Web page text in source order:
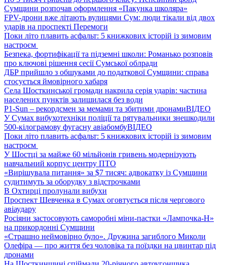
Сумщини розпочав оформлення «Пакунка школяра»
FPV-дрони вже літають вулицями Сум: люди тікали від двох
ударів на проспекті Перемоги
Поки літо плавить асфальт: 5 книжкових історій із зимовим
настроєм
Безпека, фортифікації та підземні школи: Романько розповів
про ключові рішення сесії Сумської облради
ДБР прийшло з обшуками до податкової Сумщини: справа
стосується ймовірного хабаря
Села Шосткинської громади накрила серія ударів: частина
населених пунктів залишилася без води
P1-Sun – рекордсмен за мемами та збитими дронамиВІДЕО
У Сумах вибухотехніки поліції та рятувальники знешкодили
500-кілограмову фугасну авіабомбуВІДЕО
Поки літо плавить асфальт: 5 книжкових історій із зимовим
настроєм
У Шостці за майже 60 мільйонів гривень модернізують
навчальний корпус центру ПТО
«Вирішувала питання» за $7 тисяч: адвокатку із Сумщини
судитимуть за оборудку з відстрочками
В Охтирці пролунали вибухи
Проспект Шевченка в Сумах оговтується після чергового
авіаудару
Росіяни застосовують саморобні міни-пастки «Лампочка-Н»
на прикордонні Сумщини
«Страшно неймовірно було». Дружина загиблого Миколи
Олефіра — про життя без чоловіка та поїздки на цвинтар під
дронами